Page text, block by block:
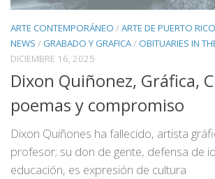
ARTE CONTEMPORÁNEO /ARTE DE PUERTO RICO
NEWS / GRABADO Y GRAFICA/ OBITUARIES IN
DICIEMBRE 16, 2025
Dixon Quiñonez, Gráfica,
poemas y compromiso
Dixon Quiñones ha fallecido, artista
profesor; su don de gente, defensa de
educación, es expresión de cultura